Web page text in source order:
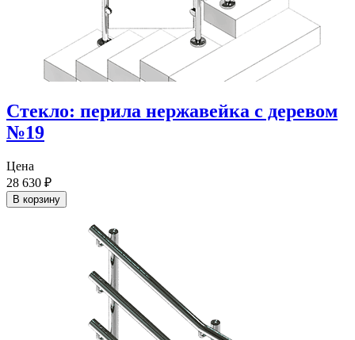
Стекло: перила нержавейка с деревом
№19
Цена
28 630 ₽
В корзину